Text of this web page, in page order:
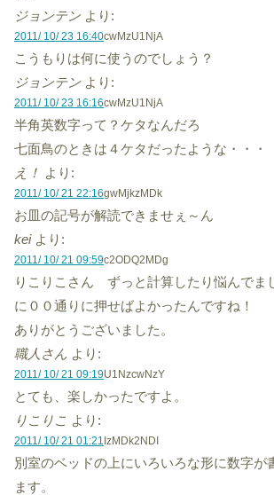
ジョンテン より:
2011/ 10/ 23 16:40cwMzU1NjA
こうもりは何に使うのでしょう？
ジョンテン より:
2011/ 10/ 23 16:16cwMzU1NjA
半角英数字って？ケタなんだろ
七面鳥のときは４ケタだったような・・・
え！ より:
2011/ 10/ 21 22:16gwMjkzMDk
お皿の記号が解読できませぇ～ん
kei より:
2011/ 10/ 21 09:59c2ODQ2MDg
りこりこさん ずっと計算したり悩んでま
に００通りに押せばよかったんですね！
ありがとうございました。
職人さん より:
2011/ 10/ 21 09:19U1NzcwNzY
とても、楽しかったですよ。
りこりこ より:
2011/ 10/ 21 01:21IzMDk2NDI
別室のベッドの上にいろいろな形に数字が
ます。